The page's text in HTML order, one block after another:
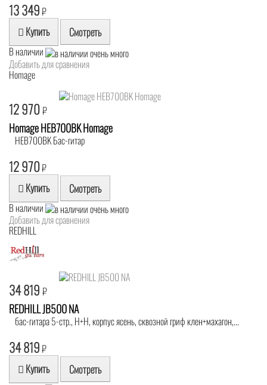
13 349₽
Купить Смотреть
В наличии
Добавить для сравнения
Homage
12 970₽
Homage HEB700BK Homage
HEB700BK Бас-гитар
12 970₽
Купить Смотреть
В наличии
Добавить для сравнения
REDHILL
34 819 ₽
REDHILL JB500 NA
бас-гитара 5-стр., H+H, корпус ясень, сквозной гриф клен+махагон,...
34 819₽
Купить Смотреть